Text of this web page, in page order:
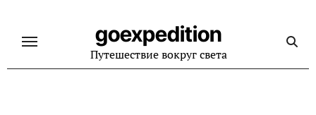
содержанию
goexpedition
Путешествие вокруг света